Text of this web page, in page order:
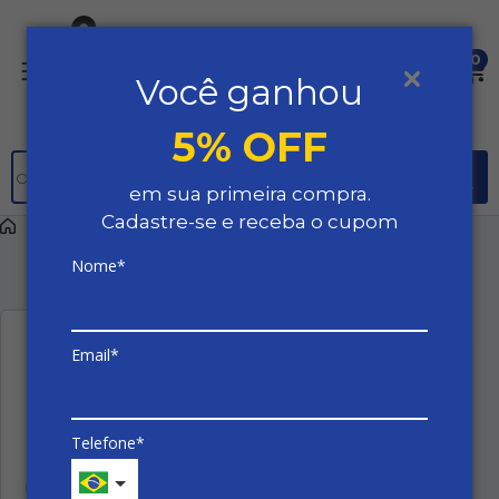
Você ganhou
5% OFF
em sua primeira compra.
Cadastre-se e receba o cupom
Nome*
Email*
Telefone*
0
Página inicial|Autos|Peças| Bagagito